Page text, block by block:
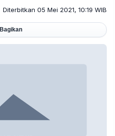
Diterbitkan 05 Mei 2021, 10:19 WIB
Bagikan